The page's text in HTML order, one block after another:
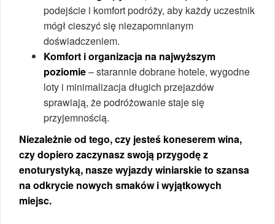
podejście i komfort podróży, aby każdy uczestnik
mógł cieszyć się niezapomnianym
doświadczeniem.
Komfort i organizacja na najwyższym
poziomie– starannie dobrane hotele, wygodne
loty i minimalizacja długich przejazdów
sprawiają, że podróżowanie staje się
przyjemnością.
Niezależnie od tego, czy jesteś koneserem wina,
czy dopiero zaczynasz swoją przygodę z
enoturystyką, nasze wyjazdy winiarskie to szansa
na odkrycie nowych smaków i wyjątkowych
miejsc.